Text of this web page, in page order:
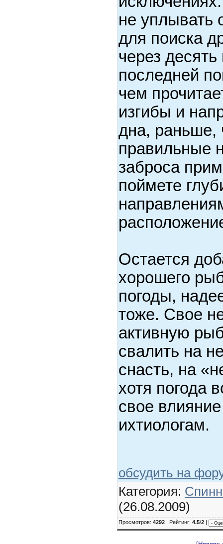
не уплывать
для поиска
через
последней
чем
изгибы и
дна, раньше,
правильные
заброса
поймете
Остается
хорошего
погоды,
тоже. Свое
активную
свалить на
снасть, на
хотя погода
свое
ихтиологам.
обсудить на
Категория:
(26.08.2009)
Просмотров: 4292 | Рейтинг: 4.5/2